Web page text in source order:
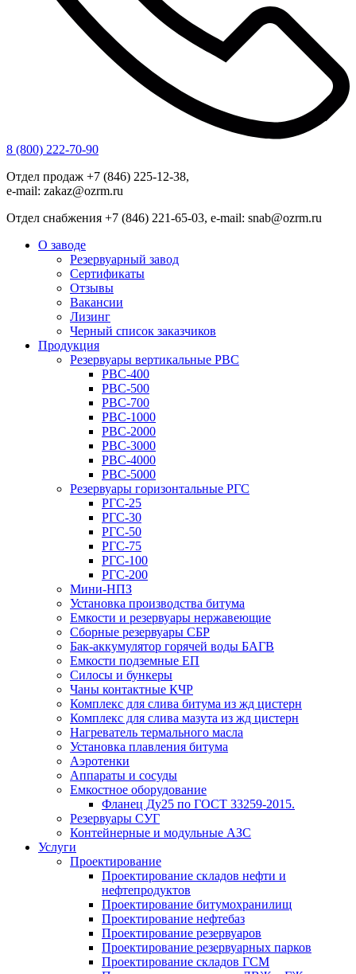
8 (800) 222-70-90
Отдел продаж +7 (846) 225-12-38,
e-mail: zakaz@ozrm.ru
Отдел снабжения +7 (846) 221-65-03, e-mail: snab@ozrm.ru
О заводе
Резервуарный завод
Сертификаты
Отзывы
Вакансии
Лизинг
Черный список заказчиков
Продукция
Резервуары вертикальные РВС
РВС-400
РВС-500
РВС-700
РВС-1000
РВС-2000
РВС-3000
РВС-4000
РВС-5000
Резервуары горизонтальные РГС
РГС-25
РГС-30
РГС-50
РГС-75
РГС-100
РГС-200
Мини-НПЗ
Установка производства битума
Емкости и резервуары нержавеющие
Сборные резервуары СБР
Бак-аккумулятор горячей воды БАГВ
Емкости подземные ЕП
Силосы и бункеры
Чаны контактные КЧР
Комплекс для слива битума из жд цистерн
Комплекс для слива мазута из жд цистерн
Нагреватель термального масла
Установка плавления битума
Аэротенки
Аппараты и сосуды
Емкостное оборудование
Фланец Ду25 по ГОСТ 33259-2015.
Резервуары СУГ
Контейнерные и модульные АЗС
Услуги
Проектирование
Проектирование складов нефти и
нефтепродуктов
Проектирование битумохранилищ
Проектирование нефтебаз
Проектирование резервуаров
Проектирование резервуарных парков
Проектирование складов ГСМ